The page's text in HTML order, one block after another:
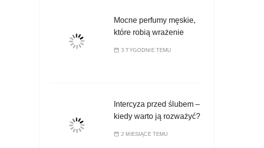
Mocne perfumy męskie,
które robią wrażenie
3 TYGODNIE TEMU
Intercyza przed ślubem –
kiedy warto ją rozważyć?
2 MIESIĄCE TEMU